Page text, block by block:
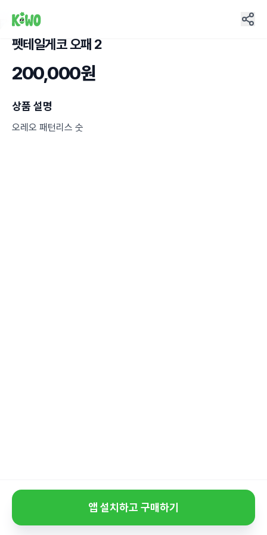
펫테일게코 오패 2
200,000원
상품 설명
오레오 패턴리스 숫
앱 설치하고 구매하기